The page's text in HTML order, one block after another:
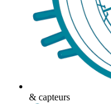
& capteurs